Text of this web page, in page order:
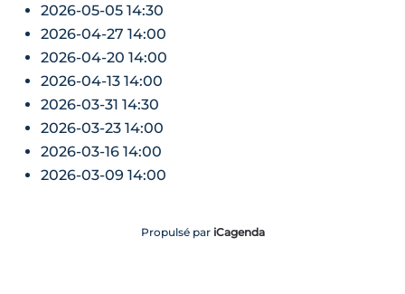
2026-05-05 14:30
2026-04-27 14:00
2026-04-20 14:00
2026-04-13 14:00
2026-03-31 14:30
2026-03-23 14:00
2026-03-16 14:00
2026-03-09 14:00
Propulsé par iCagenda